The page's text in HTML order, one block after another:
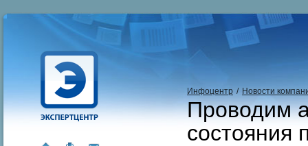
Инфоцентр / Новости
Проводим
состояния